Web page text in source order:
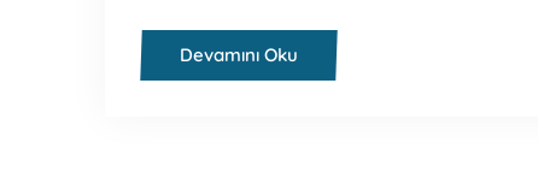
Devamını Oku